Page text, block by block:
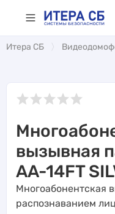
Итера СБ
вызывная
AA-14FT
Многоабонентская
распознаванием лиц